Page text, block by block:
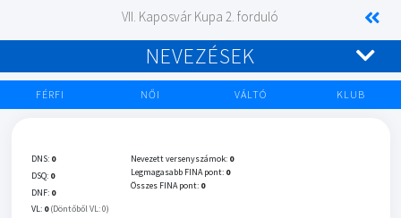
VII. Kaposvár Kupa 2. forduló
NEVEZÉSEK
FÉRFI NŐI VÁLTÓ KLUB
DNS: 0
DSQ: 0
DNF: 0
VL: 0 (Döntőből VL: 0)
Nevezett versenyszámok: 0
Legmagasabb FINA pont: 0
Összes FINA pont: 0